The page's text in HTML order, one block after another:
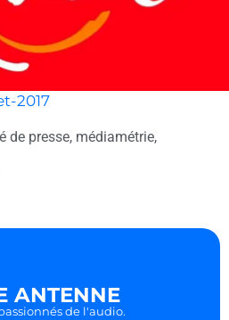
de presse, médiamétrie,
ANTENNE
de l'audio.